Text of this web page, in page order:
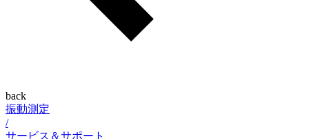
back
振動測定
/
サービス＆サポート